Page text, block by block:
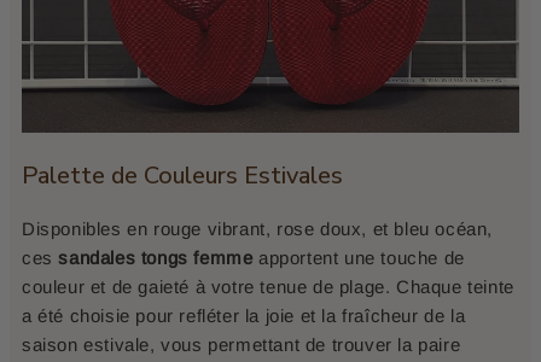
Palette de Couleurs Estivales
Disponibles en rouge vibrant, rose doux, et bleu océan,
cessandales tongs femmeapportent une touche de
couleur et de gaieté à votre tenue de plage. Chaque teinte
a été choisie pour refléter la joie et la fraîcheur de la
saison estivale, vous permettant de trouver la paire